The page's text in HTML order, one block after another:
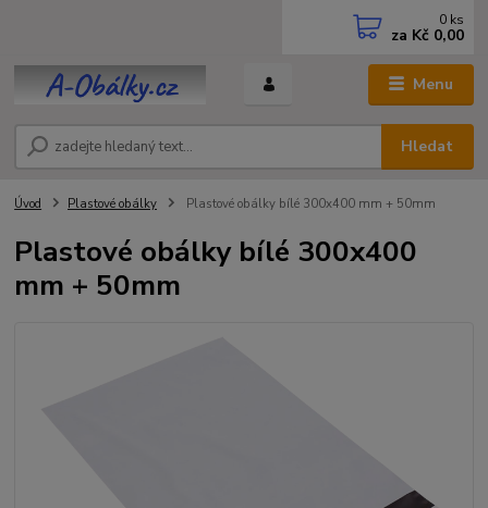
Menu
Hledat
0 ks
za Kč 0,00
Úvod Plastové obálky Plastové obálky bílé 300x400 mm + 50mm
Plastové obálky bílé 300x400
mm + 50mm